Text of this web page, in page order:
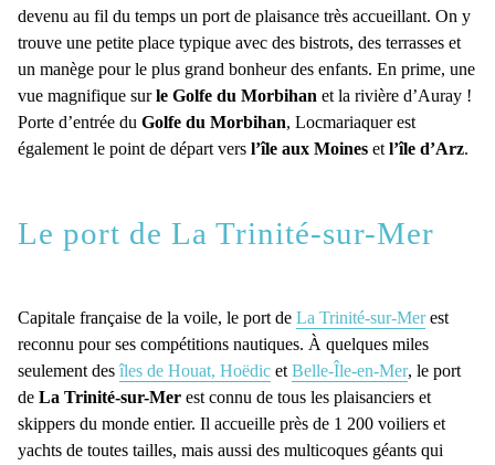
devenu au fil du temps un port de plaisance très accueillant. On y
trouve une petite place typique avec des bistrots, des terrasses et
un manège pour le plus grand bonheur des enfants. En prime, une
vue magnifique surle Golfe du Morbihan et la rivière d’Auray !
Porte d’entrée du Golfe du Morbihan, Locmariaquer est
également le point de départ vers l’île aux Moines et l’île d’Arz.
Le port de La Trinité-sur-Mer
Capitale française de la voile, le port de La Trinité-sur-Merest
reconnu pour ses compétitions nautiques. À quelques miles
seulement desîles de Houat, Hoëdic et Belle-Île-en-Mer, le port
de La Trinité-sur-Mer est connu de tous les plaisanciers et
skippers du monde entier. Il accueille près de 1 200 voiliers et
yachts de toutes tailles, mais aussi des multicoques géants qui